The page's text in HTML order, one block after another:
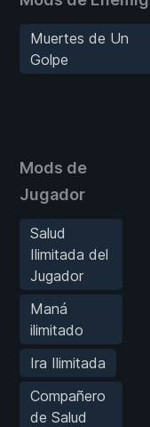
Muertes de Un
Golpe
Mods de
Jugador
Salud
Ilimitada del
Jugador
Maná
ilimitado
Ira Ilimitada
Compañero
de Salud